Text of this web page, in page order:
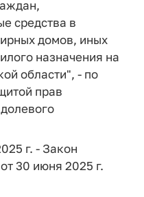
средства в
домов, иных
назначения на
области", - по
прав
г. - Закон
30 июня 2025 г.